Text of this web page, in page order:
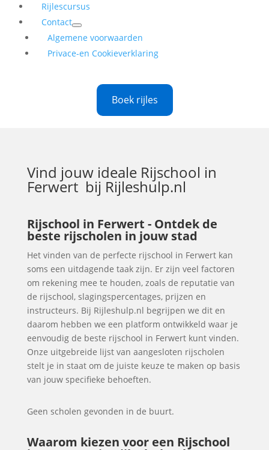
Rijlescursus
Contact
Algemene voorwaarden
Privace-en Cookieverklaring
Boek rijles
Vind jouw ideale Rijschool in
Ferwert bij Rijleshulp.nl
Rijschool in Ferwert - Ontdek de
beste rijscholen in jouw stad
Het vinden van de perfecte rijschool in Ferwert kan
soms een uitdagende taak zijn. Er zijn veel factoren
om rekening mee te houden, zoals de reputatie van
de rijschool, slagingspercentages, prijzen en
instructeurs. Bij Rijleshulp.nl begrijpen we dit en
daarom hebben we een platform ontwikkeld waar je
eenvoudig de beste rijschool in Ferwert kunt vinden.
Onze uitgebreide lijst van aangesloten rijscholen
stelt je in staat om de juiste keuze te maken op basis
van jouw specifieke behoeften.
Geen scholen gevonden in de buurt.
Waarom kiezen voor een Rijschool